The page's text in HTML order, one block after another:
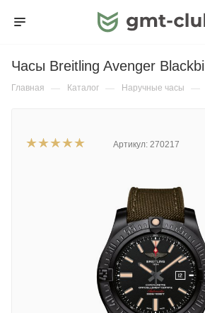
Часы Breitling Avenger
Главная — Каталог — Наручные часы —
Артикул: 270217